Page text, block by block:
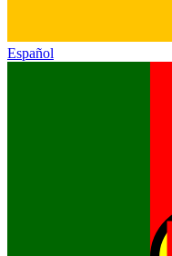
Español